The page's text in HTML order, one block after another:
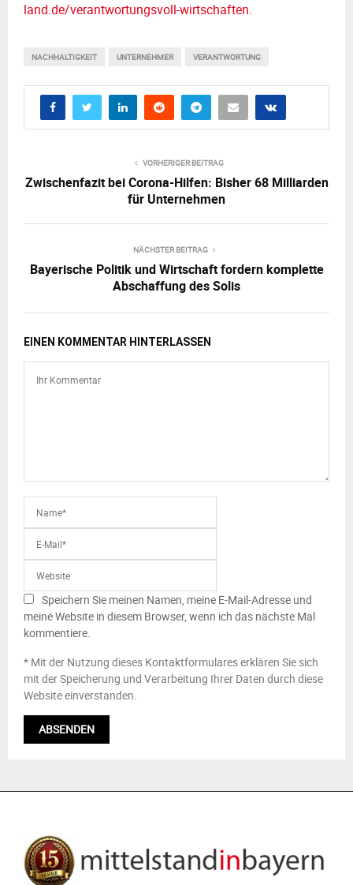
land.de/verantwortungsvoll-wirtschaften.
NACHHALTIGKEIT UNTERNEHMER VERANTWORTUNG
VORHERIGER BEITRAG
Zwischenfazit bei Corona-Hilfen: Bisher 68 Milliarden
für Unternehmen
NÄCHSTER BEITRAG
Bayerische Politik und Wirtschaft fordern komplette
Abschaffung des Solis
EINEN KOMMENTAR HINTERLASSEN
Speichern Sie meinen Namen, meine E-Mail-Adresse und
meine Website in diesem Browser, wenn ich das nächste Mal
kommentiere.
* Mit der Nutzung dieses Kontaktformulares erklären Sie sich
mit der Speicherung und Verarbeitung Ihrer Daten durch diese
Website einverstanden.